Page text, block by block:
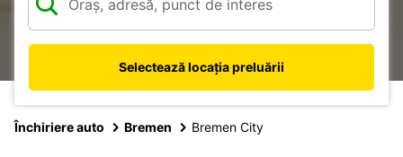
Selectează locația preluării
Închiriere auto Bremen Bremen City